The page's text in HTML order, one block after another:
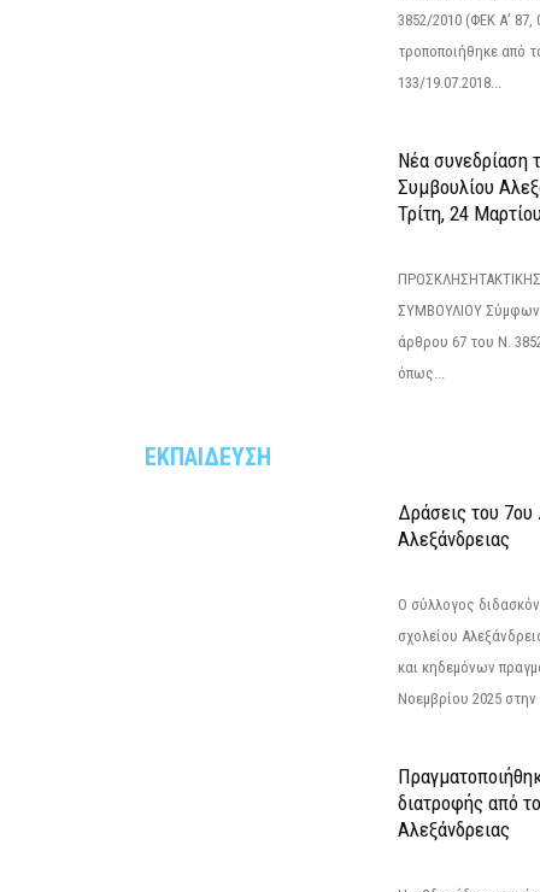
3852/2010 (ΦΕΚ Α’ 87,
τροποποιήθηκε από
133/19.07.2018...
Νέα συνεδρίαση
Συμβουλίου
Τρίτη, 24
ΣΥΜΒΟΥΛΙΟΥ
άρθρου 67 του Ν.
όπως...
ΕΚΠΑΙΔΕΥΣΗ
Δράσεις του 7ου
Αλεξάνδρειας
Ο σύλλογος
σχολείου
και κηδεμόνων
Νοεμβρίου 2025
διατροφής από
Αλεξάνδρειας